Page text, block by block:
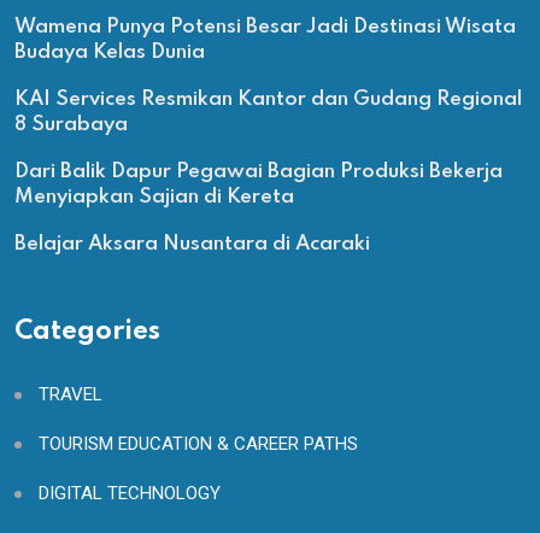
Wamena Punya Potensi Besar Jadi Destinasi Wisata
Budaya Kelas Dunia
KAI Services Resmikan Kantor dan Gudang Regional
8 Surabaya
Dari Balik Dapur Pegawai Bagian Produksi Bekerja
Menyiapkan Sajian di Kereta
Belajar Aksara Nusantara di Acaraki
Categories
TRAVEL
TOURISM EDUCATION & CAREER PATHS
DIGITAL TECHNOLOGY